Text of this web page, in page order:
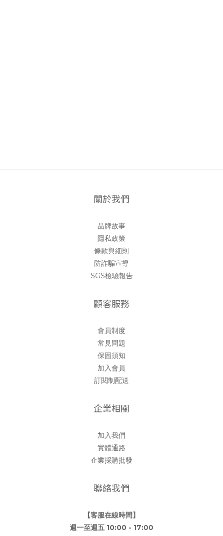
關於我們
品牌故事
隱私政策
條款與細則
防詐騙宣導
SGS檢驗報告
顧客服務
會員制度
常見問題
保固須知
加入會員
訂閱制配送
企業相關
加入我們
實體通路
企業採購批發
聯絡我們
【客服在線時間】
週一至週五 10:00 - 17:00